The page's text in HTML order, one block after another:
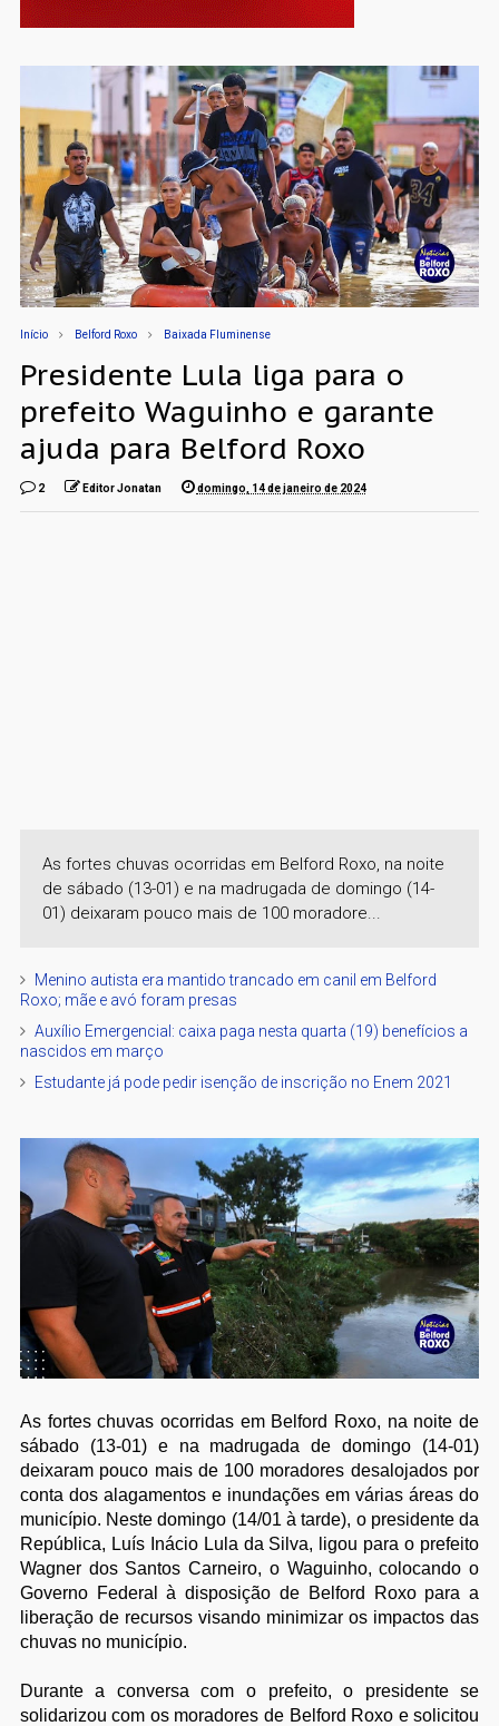
Início Belford Roxo Baixada Fluminense
Presidente Lula liga para o
prefeito Waguinho e garante
ajuda para Belford Roxo
2 Editor Jonatan domingo, 14 de janeiro de 2024
As fortes chuvas ocorridas em Belford Roxo, na noite
de sábado (13-01) e na madrugada de domingo (14-
01) deixaram pouco mais de 100 moradore...
Menino autista era mantido trancado em canil em Belford
Roxo; mãe e avó foram presas
Auxílio Emergencial: caixa paga nesta quarta (19) benefícios a
nascidos em março
Estudante já pode pedir isenção de inscrição no Enem 2021
As fortes chuvas ocorridas em Belford Roxo, na noite de
sábado (13-01) e na madrugada de domingo (14-01)
deixaram pouco mais de 100 moradores desalojados por
conta dos alagamentos e inundações em várias áreas do
município. Neste domingo (14/01 à tarde), o presidente da
República, Luís Inácio Lula da Silva, ligou para o prefeito
Wagner dos Santos Carneiro, o Waguinho, colocando o
Governo Federal à disposição de Belford Roxo para a
liberação de recursos visando minimizar os impactos das
chuvas no município.
Durante a conversa com o prefeito, o presidente se
solidarizou com os moradores de Belford Roxo e solicitou